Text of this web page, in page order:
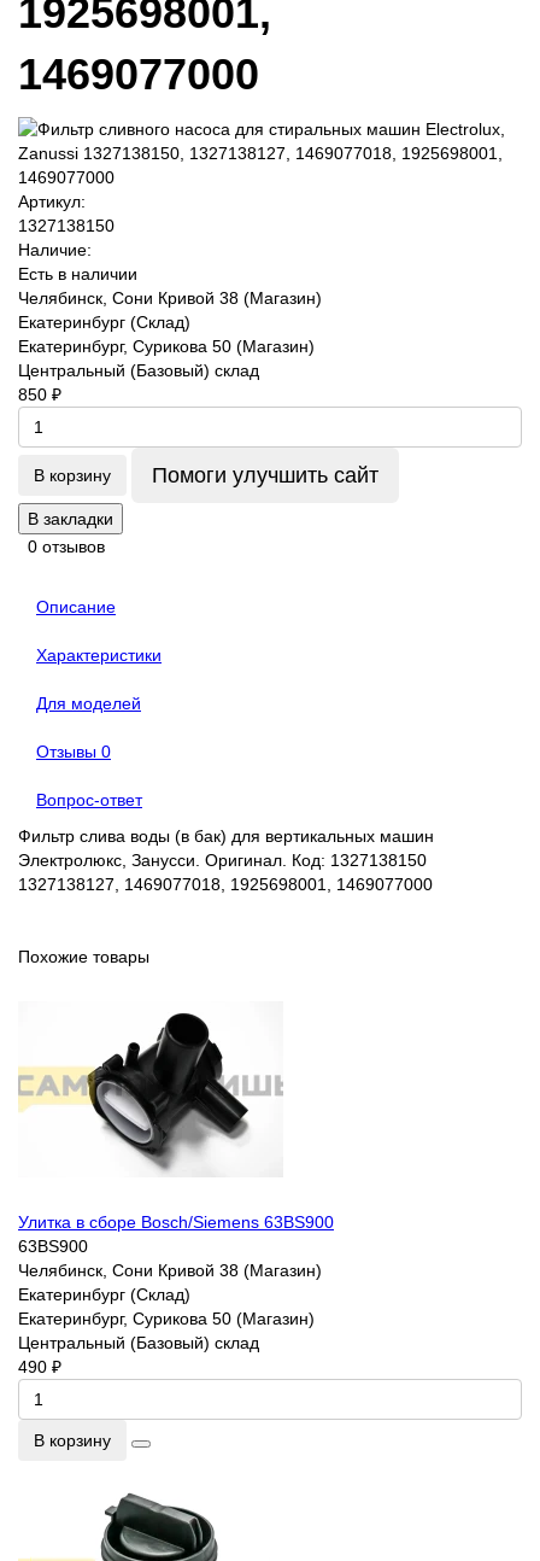
1925698001,
1469077000
Артикул:
1327138150
Наличие:
Есть в наличии
Челябинск, Сони Кривой 38 (Магазин)
Екатеринбург (Склад)
Екатеринбург, Сурикова 50 (Магазин)
Центральный (Базовый) склад
850 ₽
В корзину Помоги улучшить сайт
В закладки
0 отзывов
Описание
Характеристики
Для моделей
Отзывы 0
Вопрос-ответ
Фильтр слива воды (в бак) для вертикальных машин
Электролюкс, Занусси. Оригинал. Код: 1327138150
1327138127, 1469077018, 1925698001, 1469077000
Похожие товары
Улитка в сборе Bosch/Siemens 63BS900
63BS900
Челябинск, Сони Кривой 38 (Магазин)
Екатеринбург (Склад)
Екатеринбург, Сурикова 50 (Магазин)
Центральный (Базовый) склад
490 ₽
В корзину